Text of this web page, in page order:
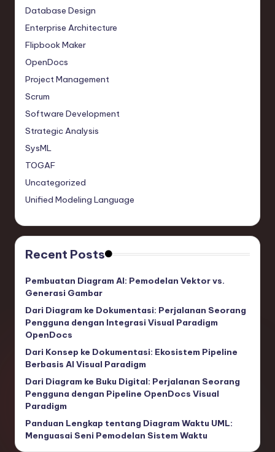
Database Design
Enterprise Architecture
Flipbook Maker
OpenDocs
Project Management
Scrum
Software Development
Strategic Analysis
SysML
TOGAF
Uncategorized
Unified Modeling Language
Recent Posts
Pembuatan Diagram AI: Pemodelan Vektor vs.
Generasi Gambar
Dari Diagram ke Dokumentasi: Perjalanan Seorang
Pengguna dengan Integrasi Visual Paradigm
OpenDocs
Dari Konsep ke Dokumentasi: Ekosistem Pipeline
Berbasis AI Visual Paradigm
Dari Diagram ke Buku Digital: Perjalanan Seorang
Pengguna dengan Pipeline OpenDocs Visual
Paradigm
Panduan Lengkap tentang Diagram Waktu UML:
Menguasai Seni Pemodelan Sistem Waktu